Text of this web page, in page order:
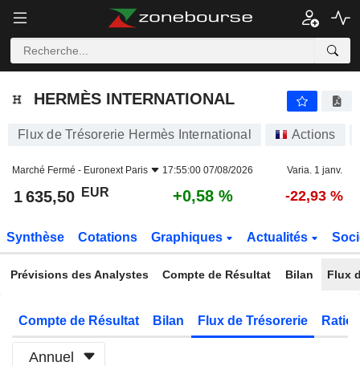
HERMÈS INTERNATIONAL
HERMÈS INTERNATIONAL
Flux de Trésorerie Hermès International Actions
Marché Fermé - Euronext Paris 17:55:00 07/08/2026 Varia. 1 janv.
1 635,50 EUR +0,58 % -22,93 %
Synthèse Cotations Graphiques Actualités
Prévisions des Analystes Compte de Résultat Bilan Flux
Compte de Résultat Bilan Flux de Trésorerie
Annuel